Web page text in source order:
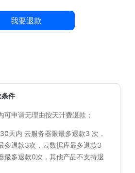
我要退款
件
申请无理由按天计费退款；
天内 云服务器限最多退款3 次，
多退款3次，云数据库最多退款3
最多退款0次，其他产品不支持退